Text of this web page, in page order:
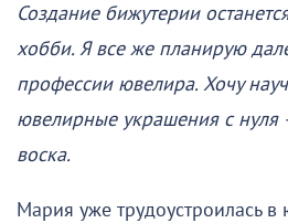
Создание бижутерии
хобби. Я все же планирую
профессии ювелира. Хочу
ювелирные украшения с нуля
воска.
Мария уже трудоустроилась